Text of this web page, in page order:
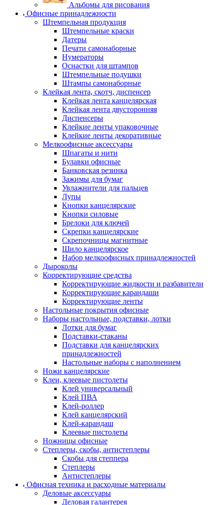
Альбомы для рисования
Офисные принадлежности
Штемпельная продукция
Штемпельные краски
Датеры
Печати самонаборные
Нумераторы
Оснастки для штампов
Штемпельные подушки
Штампы самонаборные
Клейкая лента, скотч, диспенсер
Клейкая лента канцелярская
Клейкая лента двусторонняя
Диспенсеры
Клейкие ленты упаковочные
Клейкие ленты декоративные
Мелкоофисные аксессуары
Шпагаты и нити
Булавки офисные
Банковская резинка
Зажимы для бумаг
Увлажнители для пальцев
Лупы
Кнопки канцелярские
Кнопки силовые
Брелоки для ключей
Скрепки канцелярские
Скрепочницы магнитные
Шило канцелярское
Набор мелкоофисных принадлежностей
Дыроколы
Корректирующие средства
Корректирующие жидкости и разбавители
Корректирующие карандаши
Корректирующие ленты
Настольные покрытия офисные
Наборы настольные, подставки, лотки
Лотки для бумаг
Подставки-стаканы
Подставки для канцелярских
принадлежностей
Настольные наборы с наполнением
Ножи канцелярские
Клеи, клеевые пистолеты
Клей универсальный
Клей ПВА
Клей-роллер
Клей канцелярский
Клей-карандаш
Клеевые пистолеты
Ножницы офисные
Степлеры, скобы, антистеплеры
Скобы для степпера
Степлеры
Антистеплеры
Офисная техника и расходные материалы
Деловые аксессуары
Деловая галантерея